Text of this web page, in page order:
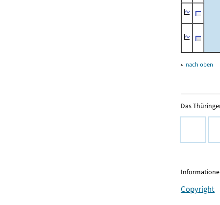
▴ nach oben
Das
Copyright